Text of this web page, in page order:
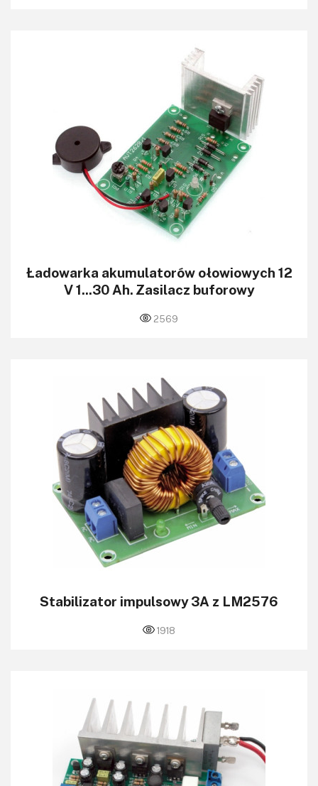
Ładowarka akumulatorów ołowiowych 12
V 1...30 Ah. Zasilacz buforowy
2569
Stabilizator impulsowy 3A z LM2576
1918